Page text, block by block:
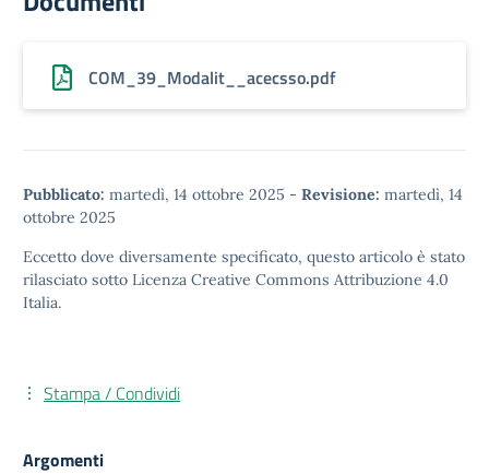
COM_39_Modalit__acecsso.pdf
Pubblicato: martedì, 14 ottobre 2025 - Revisione: martedì, 14
ottobre 2025
Eccetto dove diversamente specificato, questo articolo è stato
rilasciato sotto Licenza Creative Commons Attribuzione 4.0
Italia.
Stampa / Condividi
Argomenti